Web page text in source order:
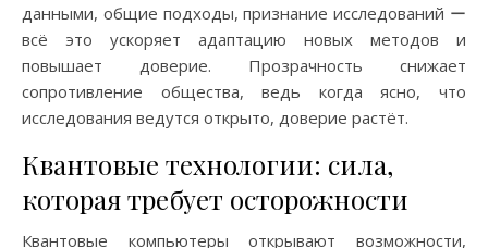
данными, общие подходы, признание исследований ー
всё это ускоряет адаптацию новых методов и
повышает доверие. Прозрачность снижает
сопротивление общества, ведь когда ясно, что
исследования ведутся открыто, доверие растёт.
Квантовые технологии: сила,
которая требует осторожности
Квантовые компьютеры открывают возможности,